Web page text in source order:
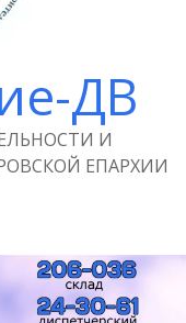
ДВ
И
ЕПАРХИИ